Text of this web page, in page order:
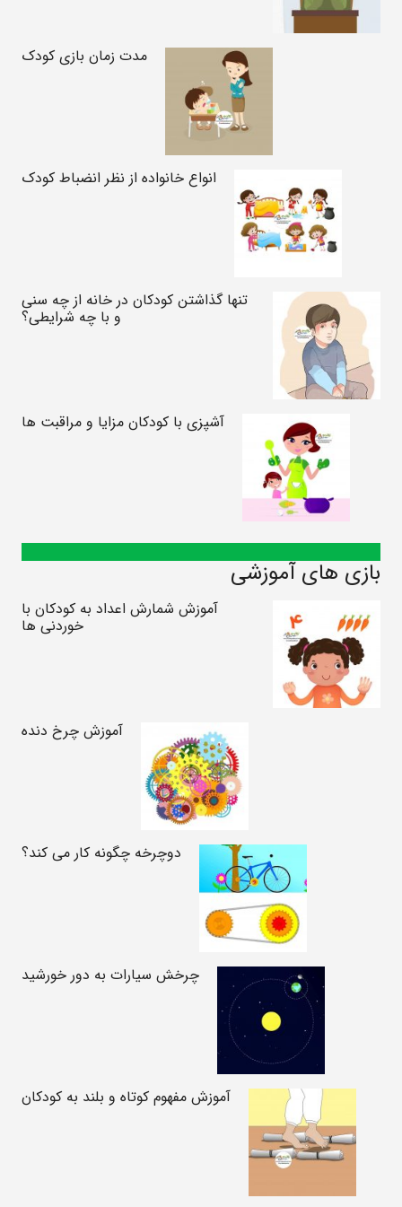
مدت زمان بازی کودک
انواع خانواده از نظر انضباط کودک
تنها گذاشتن کودکان در خانه از چه سنی
و با چه شرایطی؟
آشپزی با کودکان مزایا و مراقبت ها
بازی های آموزشی
آموزش شمارش اعداد به کودکان با
خوردنی ها
آموزش چرخ دنده
دوچرخه چگونه کار می کند؟
چرخش سیارات به دور خورشید
آموزش مفهوم کوتاه و بلند به کودکان